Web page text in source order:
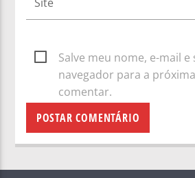
Salve meu nome, e-mail e
navegador para a
comentar.